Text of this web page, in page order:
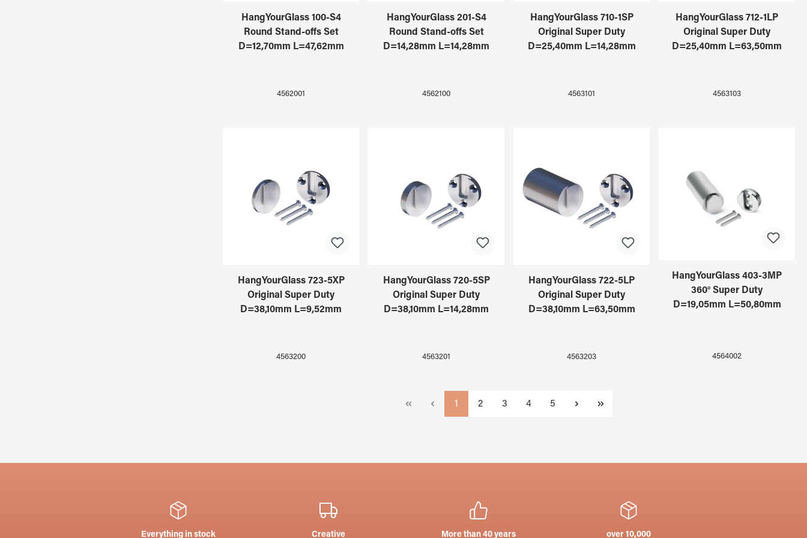
HangYourGlass 100-S4
Round Stand-offs Set
D=12,70mm L=47,62mm
4562001
HangYourGlass 201-S4
Round Stand-offs Set
D=14,28mm L=14,28mm
4562100
HangYourGlass 710-1SP
Original Super Duty
D=25,40mm L=14,28mm
4563101
HangYourGlass 712-1LP
Original Super Duty
D=25,40mm L=63,50mm
4563103
HangYourGlass 723-5XP
Original Super Duty
D=38,10mm L=9,52mm
4563200
HangYourGlass 720-5SP
Original Super Duty
D=38,10mm L=14,28mm
4563201
HangYourGlass 722-5LP
Original Super Duty
D=38,10mm L=63,50mm
4563203
HangYourGlass 403-3MP
360° Super Duty
D=19,05mm L=50,80mm
4564002
Page
1 Page
2 Page
3 Page
4 Page
5
Everything in stock Creative More than 40 years over 10,000